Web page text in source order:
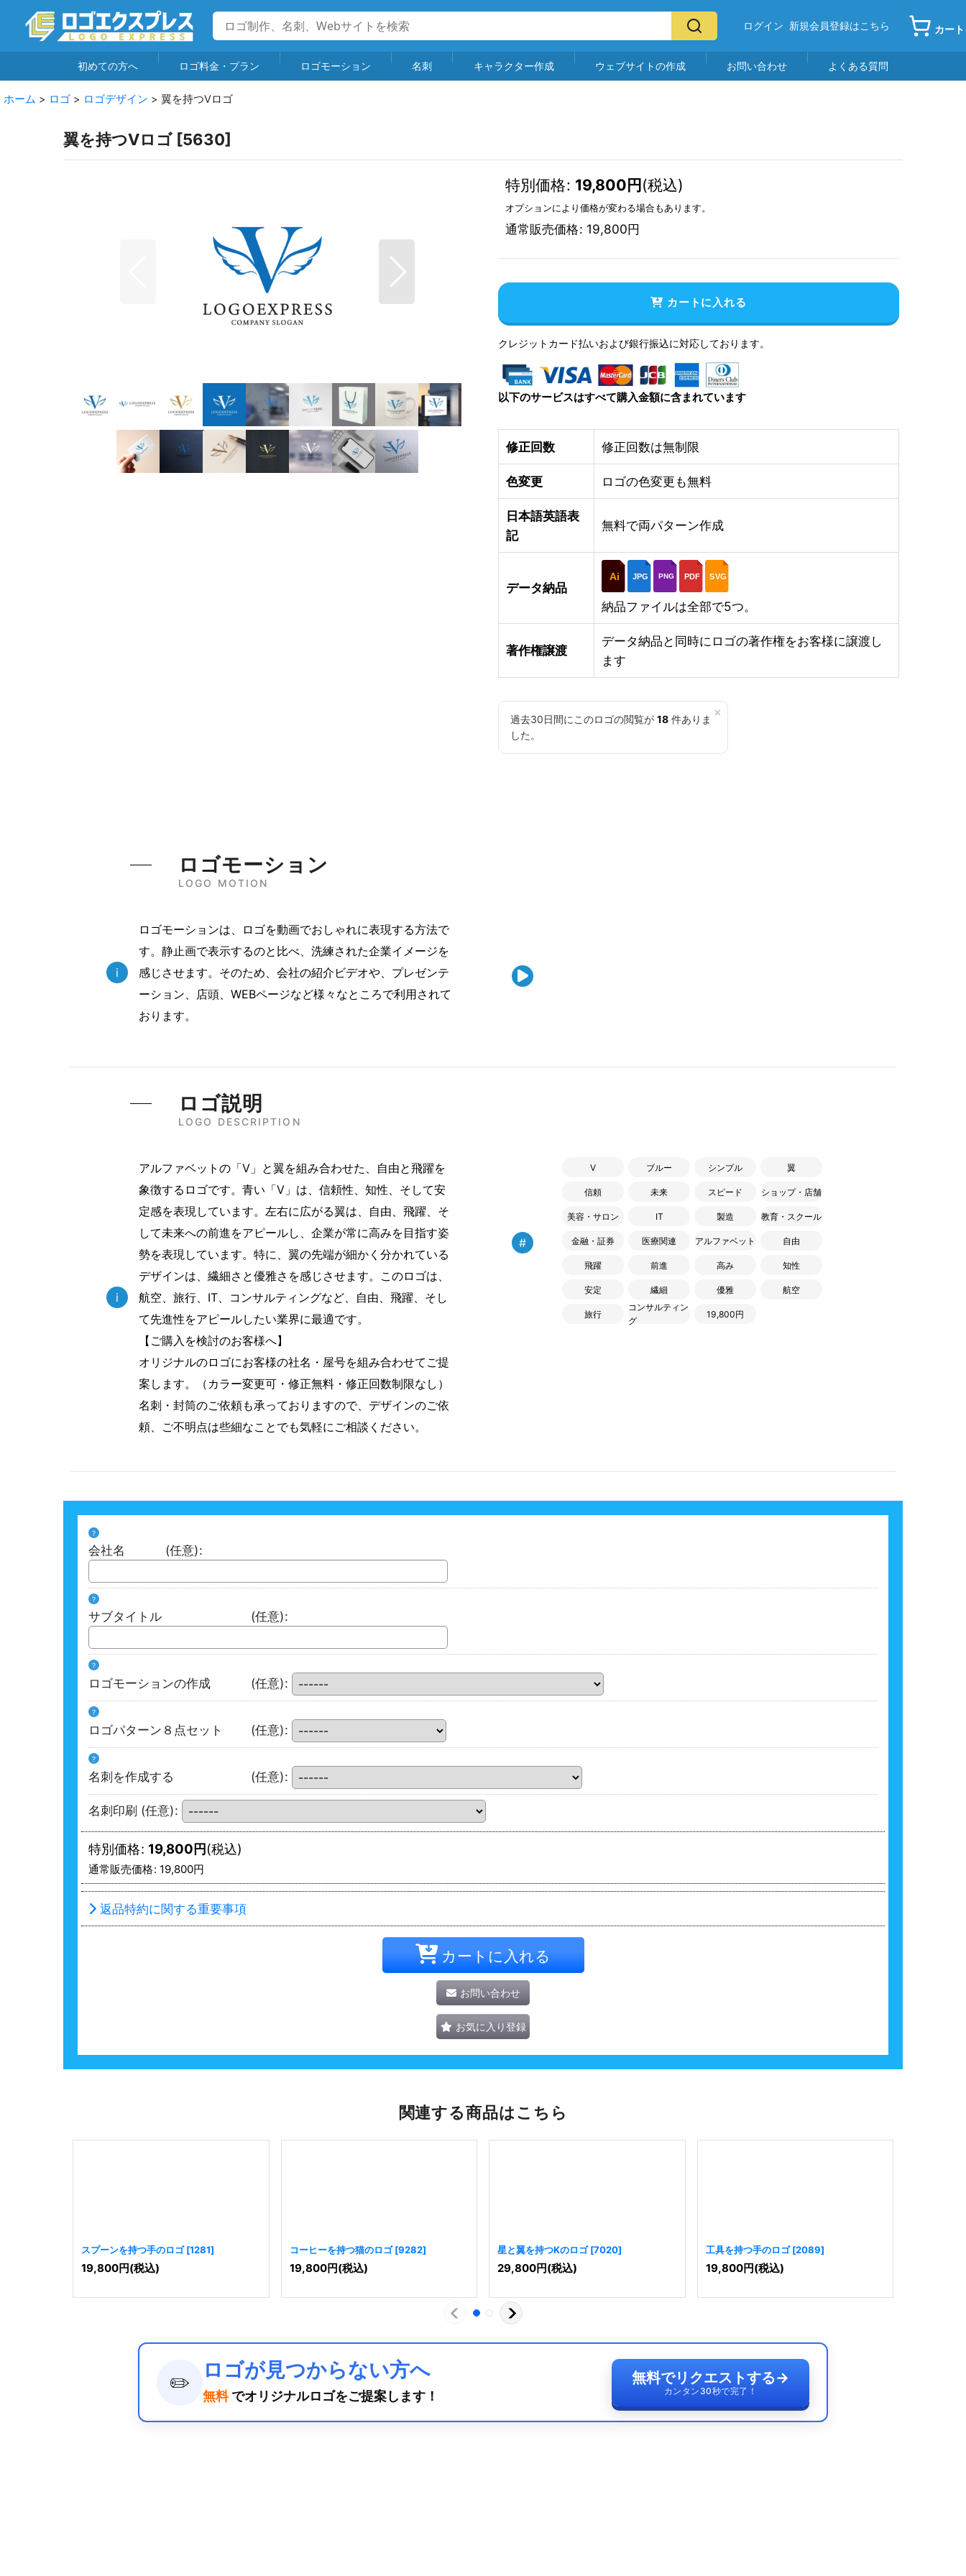
ログイン 新規会員登録はこちら カート
初めての方へ ロゴ料金・プラン ロゴモーション 名刺 キャラクター作成 ウェブサイトの作成 お問い合わせ よくある質問
ホーム > ロゴ > ロゴデザイン > 翼を持つVロゴ
翼を持つVロゴ [5630]
特別価格: 19,800円(税込)
オプションにより価格が変わる場合もあります。
通常販売価格: 19,800円
カートに入れる
クレジットカード払いおよび銀行振込に対応しております。
以下のサービスはすべて購入金額に含まれています
修正回数 修正回数は無制限
色変更 ロゴの色変更も無料
日本語英語表
記
無料で両パターン作成
データ納品
Ai JPG PNG PDF SVG
納品ファイルは全部で5つ。
著作権譲渡
データ納品と同時にロゴの著作権をお客様に譲渡し
ます
×
過去30日間にこのロゴの閲覧が 18 件ありま
した。
LOGO MOTION
ロゴモーション
i
ロゴモーションは、ロゴを動画でおしゃれに表現する方法で
す。静止画で表示するのと比べ、洗練された企業イメージを
感じさせます。そのため、会社の紹介ビデオや、プレゼンテ
ーション、店頭、WEBページなど様々なところで利用されて
おります。

LOGO DESCRIPTION
ロゴ説明
i
アルファベットの「V」と翼を組み合わせた、自由と飛躍を
象徴するロゴです。青い「V」は、信頼性、知性、そして安
定感を表現しています。左右に広がる翼は、自由、飛躍、そ
して未来への前進をアピールし、企業が常に高みを目指す姿
勢を表現しています。特に、翼の先端が細かく分かれている
デザインは、繊細さと優雅さを感じさせます。このロゴは、
航空、旅行、IT、コンサルティングなど、自由、飛躍、そし
て先進性をアピールしたい業界に最適です。
【ご購入を検討のお客様へ】
オリジナルのロゴにお客様の社名・屋号を組み合わせてご提
案します。（カラー変更可・修正無料・修正回数制限なし）
名刺・封筒のご依頼も承っておりますので、デザインのご依
頼、ご不明点は些細なことでも気軽にご相談ください。
#
V ブルー シンプル 翼
信頼 未来 スピード ショップ・店舗
美容・サロン IT 製造 教育・スクール
金融・証券 医療関連 アルファベット 自由
飛躍 前進 高み 知性
安定 繊細 優雅 航空
旅行
コンサルティン
グ
19,800円
?
会社名 (任意):
?
サブタイトル (任意):
?
ロゴモーションの作成 (任意):
?
ロゴパターン８点セット (任意):
?
名刺を作成する (任意):
名刺印刷 (任意):
特別価格: 19,800円(税込)
通常販売価格: 19,800円
返品特約に関する重要事項
カートに入れる
お問い合わせ
お気に入り登録
関連する商品はこちら
スプーンを持つ手のロゴ [1281]
19,800円(税込)
コーヒーを持つ猫のロゴ [9282]
19,800円(税込)
星と翼を持つKのロゴ [7020]
29,800円(税込)
工具を持つ手のロゴ [2089]
19,800円(税込)
✏️
ロゴが見つからない方へ
無料 でオリジナルロゴをご提案します！
無料でリクエストする→
カンタン30秒で完了！